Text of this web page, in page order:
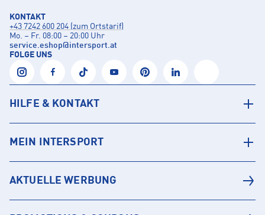
KONTAKT
+43 7242 600 204 (zum Ortstarif)
Mo. – Fr. 08:00 – 20:00 Uhr
service.eshop@intersport.at
FOLGE UNS
HILFE & KONTAKT
MEIN INTERSPORT
AKTUELLE WERBUNG